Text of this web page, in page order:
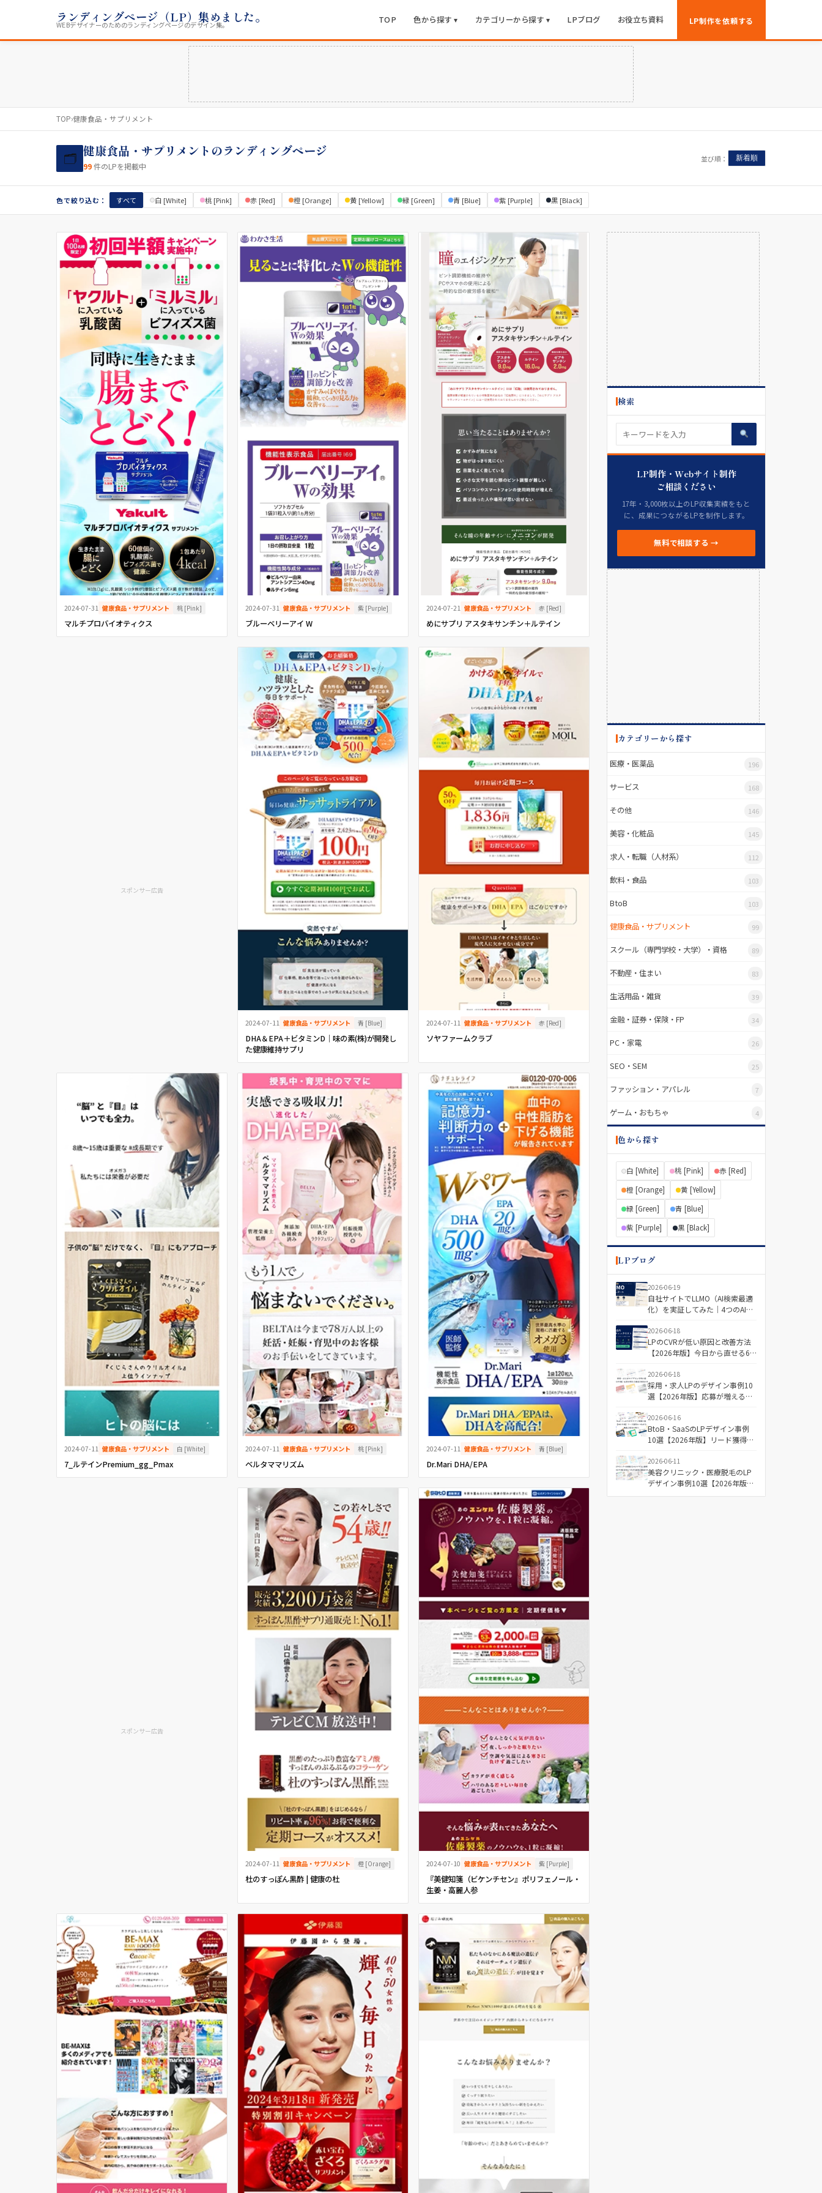
ランディングページ（LP）集めました。
WEBデザイナーのためのランディングページのデザイン集。 TOP 色から探す ▾ カテゴリーから探す ▾ LPブログ お役立ち資料 LP制作を依頼する
TOP›健康食品・サプリメント
🗂 健康食品・サプリメントのランディングページ
99件のLPを掲載中
並び順： 新着順
色で絞り込む： すべて 白 [White] 桃 [Pink] 赤 [Red] 橙 [Orange] 黄 [Yellow] 緑 [Green] 青 [Blue] 紫 [Purple] 黒 [Black]
2024-07-31 健康食品・サプリメント 桃 [Pink]
マルチプロバイオティクス
2024-07-31 健康食品・サプリメント 紫 [Purple]
ブルーベリーアイ W
2024-07-21 健康食品・サプリメント 赤 [Red]
めにサプリ アスタキサンチン＋ルテイン
スポンサー広告
2024-07-11 健康食品・サプリメント 青 [Blue]
DHA＆EPA＋ビタミンD｜味の素(株)が開発し
た健康維持サプリ
2024-07-11 健康食品・サプリメント 赤 [Red]
ソヤファームクラブ
2024-07-11 健康食品・サプリメント 白 [White]
7_ルテインPremium_gg_Pmax
2024-07-11 健康食品・サプリメント 桃 [Pink]
ベルタママリズム
2024-07-11 健康食品・サプリメント 青 [Blue]
Dr.Mari DHA/EPA
スポンサー広告
2024-07-11 健康食品・サプリメント 橙 [Orange]
杜のすっぽん黒酢 | 健康の杜
2024-07-10 健康食品・サプリメント 紫 [Purple]
『美健知箋（ビケンチセン』ポリフェノール・
生姜・高麗人参
検索
LP制作・Webサイト制作
ご相談ください
17年・3,000枚以上のLP収集実績をもと
に、成果につながるLPを制作します。
無料で相談する →
カテゴリーから探す
医療・医薬品 196
サービス 168
その他 146
美容・化粧品 145
求人・転職（人材系） 112
飲料・食品 103
BtoB 103
健康食品・サプリメント 99
スクール（専門学校・大学）・資格 89
不動産・住まい 83
生活用品・雑貨 39
金融・証券・保険・FP 34
PC・家電 26
SEO・SEM 25
ファッション・アパレル 7
ゲーム・おもちゃ 4
色から探す
白 [White] 桃 [Pink]
赤 [Red]
橙 [Orange]
黄 [Yellow]
緑 [Green]
青 [Blue]
紫 [Purple]
黒 [Black]
LPブログ
2026-06-19
自社サイトでLLMO（AI検索最適
化）を実証してみた｜4つのAIで
事」を分けた差とは
2026-06-18
LPのCVRが低い原因と改善方法
【2026年版】今日から直せる6
2026-06-18
採用・求人LPのデザイン事例10
選【2026年版】応募が増える構
2026-06-16
BtoB・SaaSのLPデザイン事例
10選【2026年版】リード獲得に
2026-06-11
美容クリニック・医療脱毛のLP
デザイン事例10選【2026年版】
成果につながる配色と構成の傾